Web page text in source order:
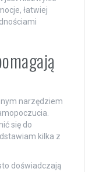
łatwiej
narzędziem
się do
kilka z
doświadczają